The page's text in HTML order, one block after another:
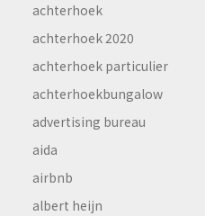
achterhoek
achterhoek 2020
achterhoek particulier
achterhoekbungalow
advertising bureau
aida
airbnb
albert heijn